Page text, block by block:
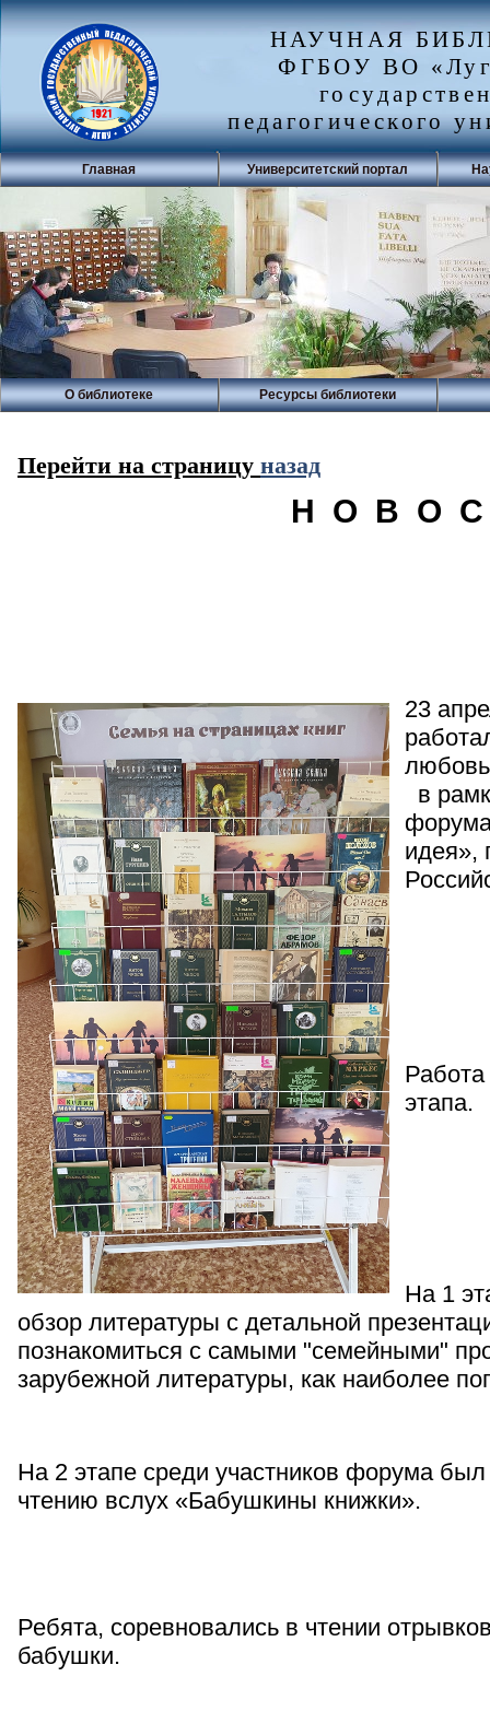
НАУЧНАЯ
ФГБОУ ВО
педагогического
Главная Университетский портал
О библиотеке Ресурсы библиотеки
Перейти на страницу назад
Н О В О
23
в
идея»,
этапа.
На 1
обзор литературы с детальной
познакомиться с самыми "семейными"
зарубежной литературы, как наиболее
На 2 этапе среди участников форума
чтению вслух «Бабушкины книжки».
Ребята, соревновались в чтении
бабушки.